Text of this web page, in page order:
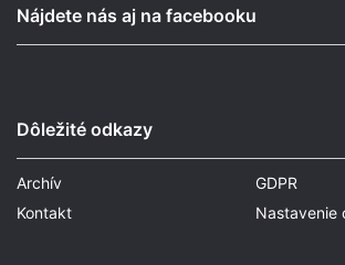
Nájdete nás aj na facebooku
Dôležité odkazy
Archív
Kontakt
GDPR
Nastavenie